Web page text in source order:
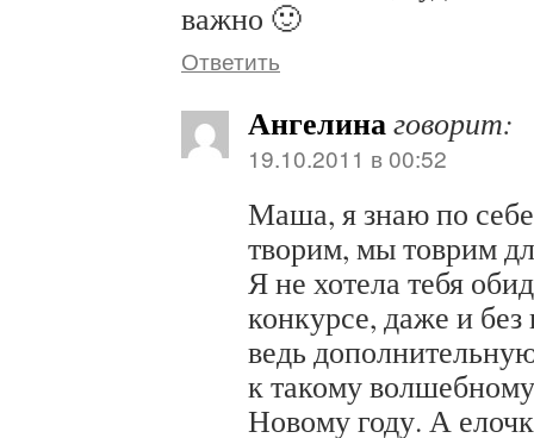
важно 🙂
Ответить
Ангелинаговорит:
19.10.2011 в 00:52
Маша, я знаю по
творим, мы товрим
Я не хотела тебя
конкурсе, даже и без
ведь
к такому
Новому году. А